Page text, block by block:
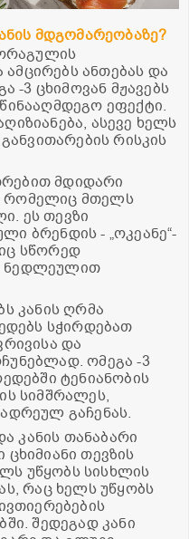
მდგომარეობაზე?
ანთებას და
-3 ცხიმოვან მჟავებს
ეფექტი.
ასევე ხელს
რისკის
მდიდარი
რომელიც მთელს
ეს თევზი
ბრენდის - „ოკეანე“-
სწორედ
ნედლეულით
კანის ღრმა
სჭირდებათ
და
ომეგა -3
ტენიანობის
სიმშრალეს,
გაჩენას.
კანის თანაბარი
თევზის
უწყობს სისხლის
რაც ხელს უწყობს
შედეგად კანი